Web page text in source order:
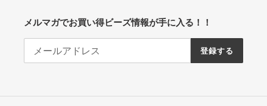
メルマガでお買い得ビーズ情報が手に入る！！
登録する